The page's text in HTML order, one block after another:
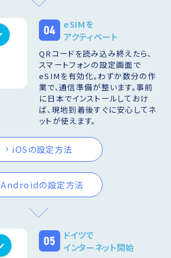
04
eSIMを
アクティベート
QRコードを読み込み終えたら、
スマートフォンの設定画面で
eSIMを有効化。わずか数分の作
業で、通信準備が整います。事前
に日本でインストールしておけ
ば、現地到着後すぐに安心してネ
ットが使えます。
iOSの設定方法
Androidの設定方法
05
ドイツで
インターネット開始